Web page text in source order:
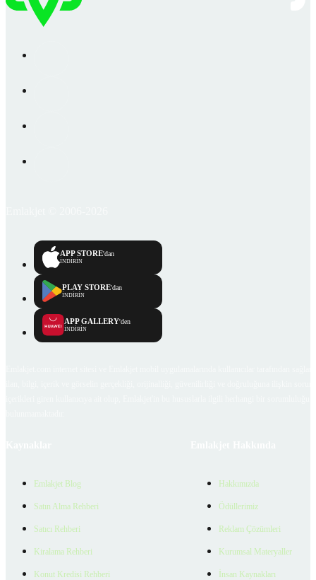
APP STORE'dan
İNDİRİN
PLAY STORE'dan
İNDİRİN
APP GALLERY'den
İNDİRİN
Emlakjet Blog
Satın Alma Rehberi
Satıcı Rehberi
Kiralama Rehberi
Konut Kredisi Rehberi
Hakkımızda
Ödüllerimiz
Reklam Çözümleri
Kurumsal Materyaller
İnsan Kaynakları